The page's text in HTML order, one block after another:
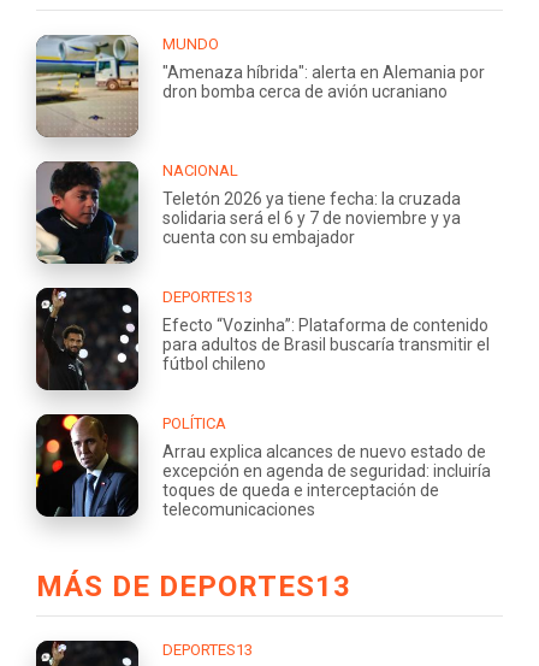
MUNDO
"Amenaza híbrida": alerta en Alemania por
dron bomba cerca de avión ucraniano
NACIONAL
Teletón 2026 ya tiene fecha: la cruzada
solidaria será el 6 y 7 de noviembre y ya
cuenta con su embajador
DEPORTES13
Efecto “Vozinha”: Plataforma de contenido
para adultos de Brasil buscaría transmitir el
fútbol chileno
POLÍTICA
Arrau explica alcances de nuevo estado de
excepción en agenda de seguridad: incluiría
toques de queda e interceptación de
telecomunicaciones
MÁS DE DEPORTES13
DEPORTES13